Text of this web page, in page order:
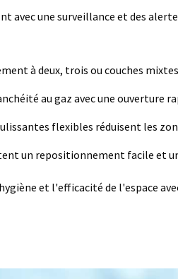
une surveillance et des
à deux, trois ou couches
au gaz avec une
flexibles réduisent les
un repositionnement facile et
et l'efficacité de l'espace